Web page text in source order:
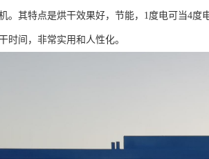
。其特点是烘干效果好，节能，1度电可当4
时间，非常实用和人性化。